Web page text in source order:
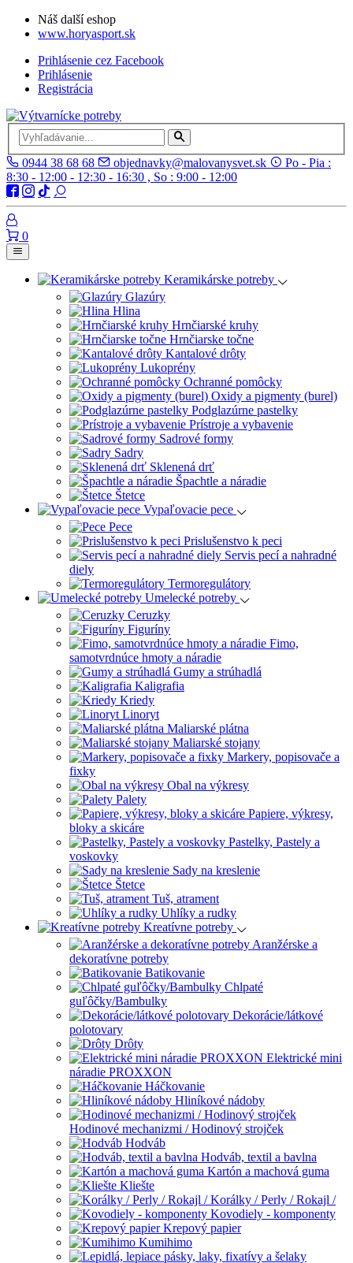
Náš další eshop
www.horyasport.sk
Prihlásenie cez Facebook
Prihlásenie
Registrácia
0944 38 68 68 objednavky@malovanysvet.sk
Po - Pia :
8:30 - 12:00 - 12:30 - 16:30 , So : 9:00 - 12:00
0
Keramikárske potreby
Glazúry
Hlina
Hrnčiarské kruhy
Hrnčiarske točne
Kantalové drôty
Lukoprény
Ochranné pomôcky
Oxidy a pigmenty (burel)
Podglazúrne pastelky
Prístroje a vybavenie
Sadrové formy
Sadry
Sklenená drť
Špachtle a náradie
Štetce
Vypaľovacie pece
Pece
Prislušenstvo k peci
Servis pecí a nahradné
diely
Termoregulátory
Umelecké potreby
Ceruzky
Figuríny
Fimo,
samotvrdnúce hmoty a náradie
Gumy a strúhadlá
Kaligrafia
Kriedy
Linoryt
Maliarské plátna
Maliarské stojany
Markery, popisovače a
fixky
Obal na výkresy
Palety
Papiere, výkresy,
bloky a skicáre
Pastelky, Pastely a
voskovky
Sady na kreslenie
Štetce
Tuš, atrament
Uhlíky a rudky
Kreatívne potreby
Aranžérske a
dekoratívne potreby
Batikovanie
Chlpaté
guľôčky/Bambulky
Dekorácie/látkové
polotovary
Drôty
Elektrické mini
náradie PROXXON
Háčkovanie
Hliníkové nádoby
Hodinové mechanizmi / Hodinový strojček
Hodváb
Hodváb, textil a bavlna
Kartón a machová guma
Kliešte
Korálky / Perly / Rokajl /
Kovodiely - komponenty
Krepový papier
Kumihimo